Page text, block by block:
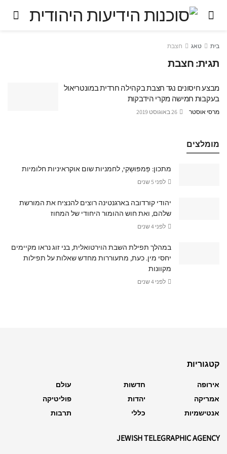
בית טאג חצבת
תגית:חצבת
מבצע חיסונים נגד חצבת בקהילה חרדית במונטריאול
בעקבות חמישה מקרי הידבקות
מרסי אוסטר
מומלצים
מתכון: פַּמפּוּשְקִי, לחמניות שום אוקראיניות חלומיות
לפני 5 שנים
יהודי קורדובה בארגנטינה רוצים להנציח את המורשת
שלהם, ואת חוש ההומור היחודי של המחוז
לפני 4 שנים
במהלך תפילת השבת הוירטואלית, בני זוג נראו מקיימים
יחסי מין. כעת, מתעוררות מחדש שאלות על תפילות
מקוונות
לפני 4 שנים
קטגוריות
אירופה
אמריקה
אנטישמיות
חדשות
יהדות
כללי
עולם
פוליטיקה
תרבות
JEWISH TELEGRAPHIC AGENCY